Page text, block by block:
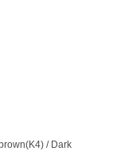
/ Dark